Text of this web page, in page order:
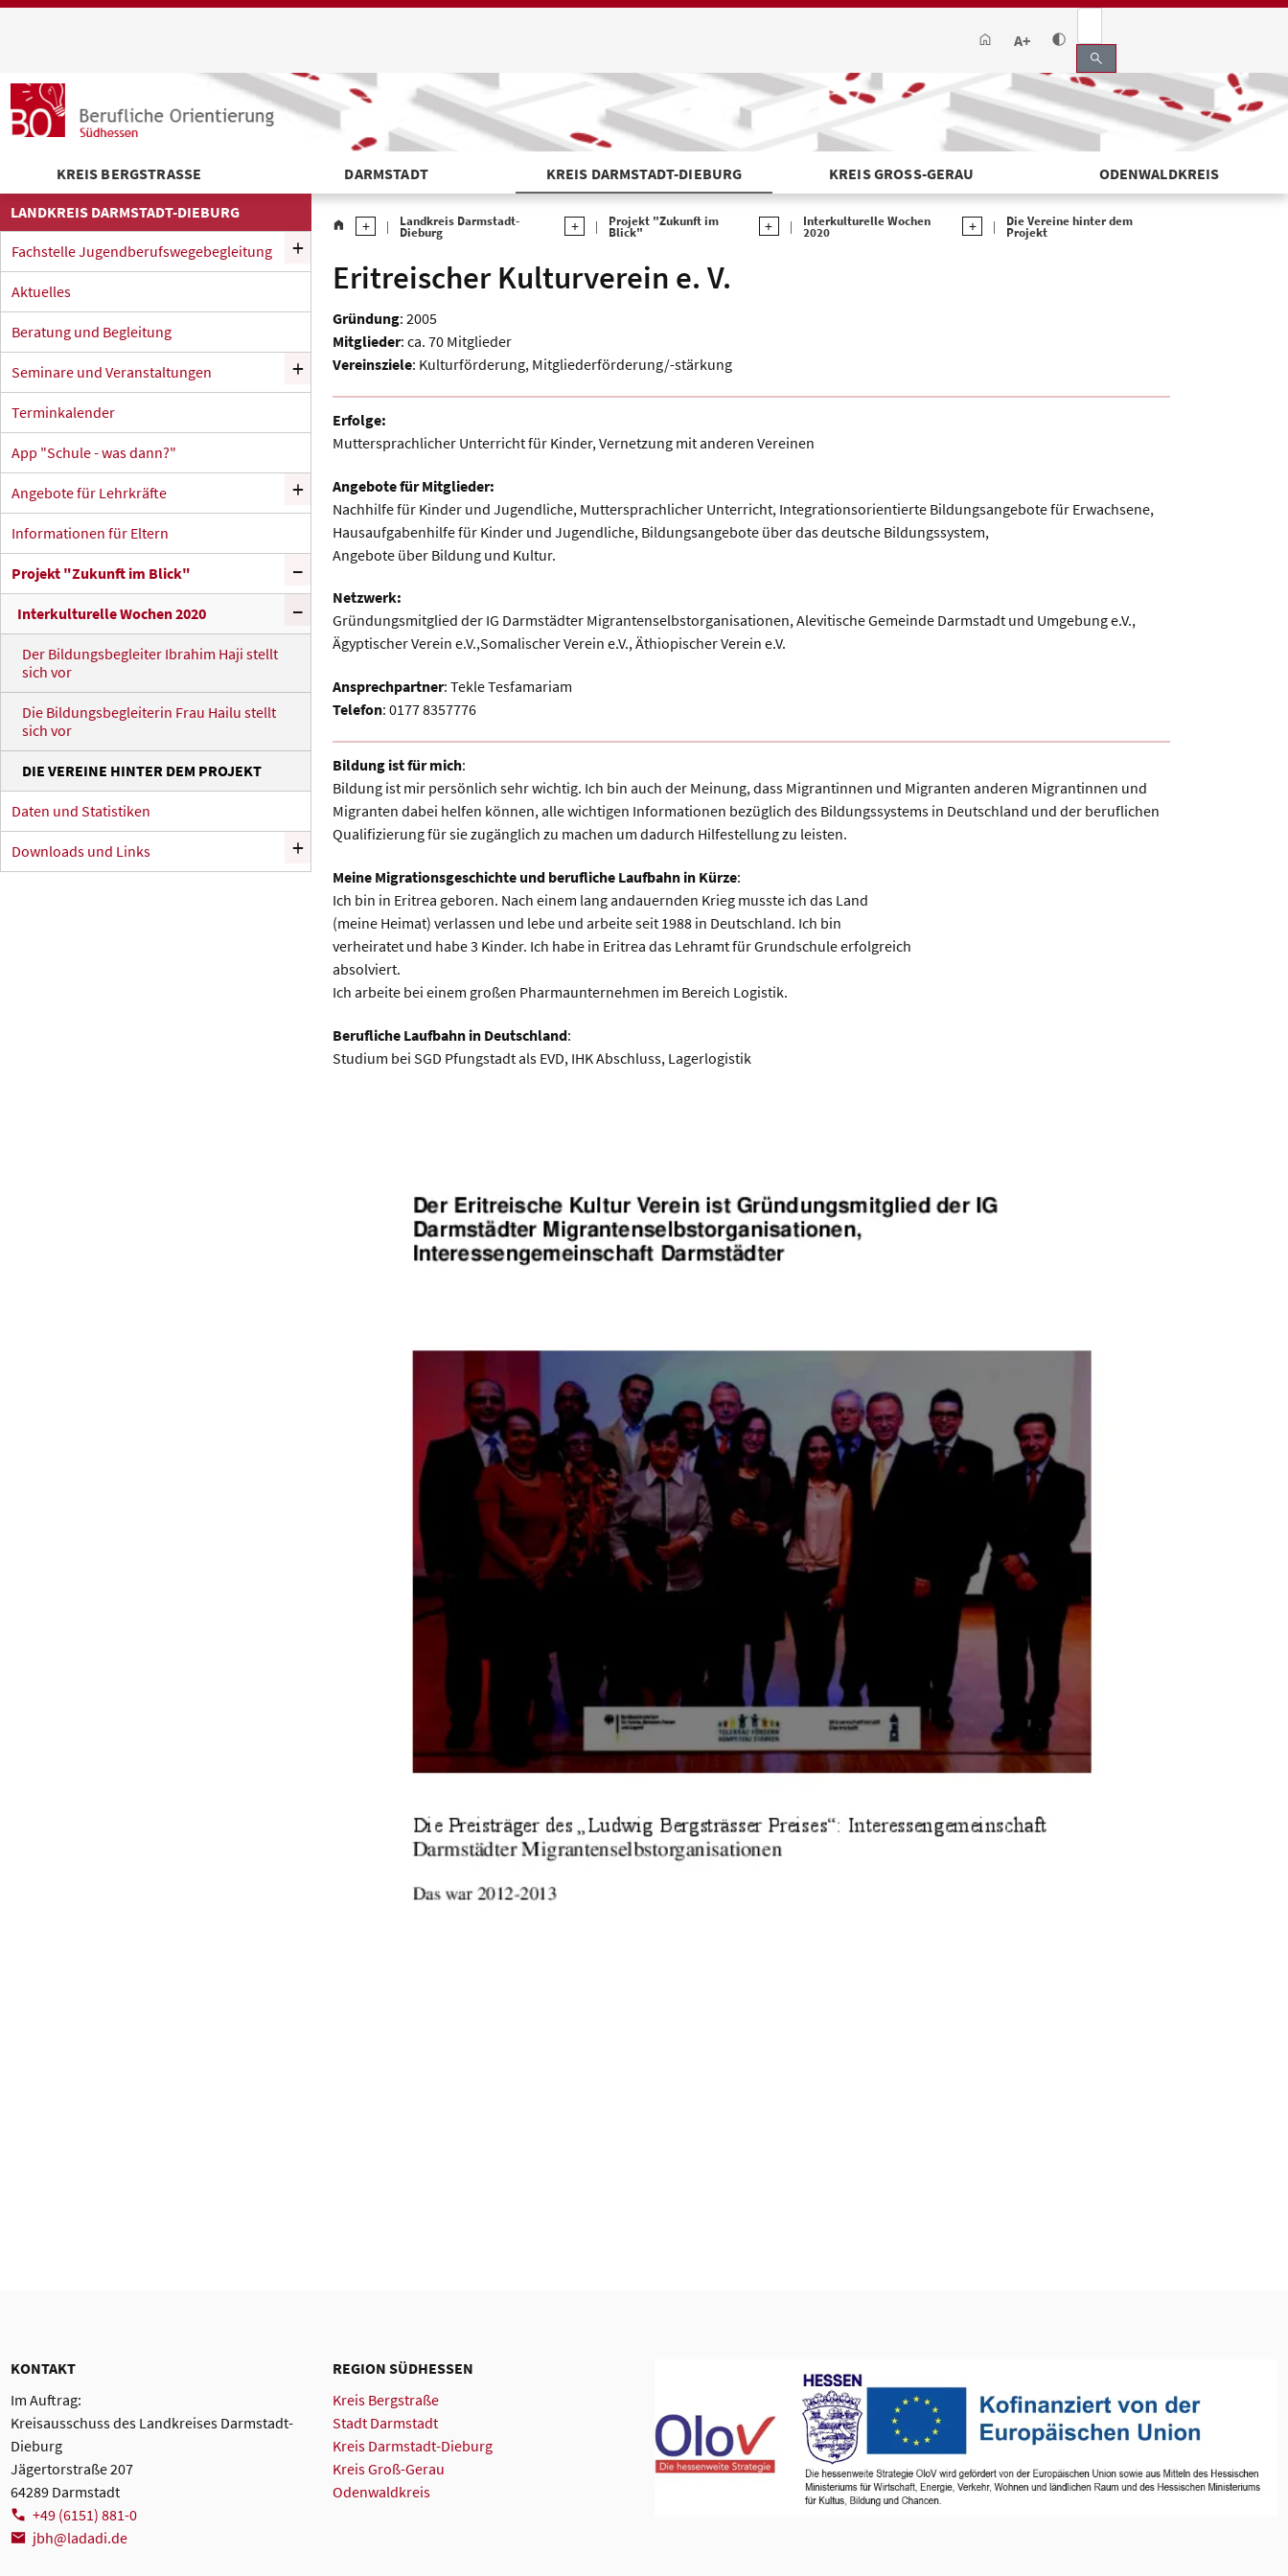
A+
search
KREIS BERGSTRASSE DARMSTADT KREIS DARMSTADT-DIEBURG KREIS GROSS-GERAU ODENWALDKREIS
LANDKREIS DARMSTADT-DIEBURG
Fachstelle Jugendberufswegebegleitung +
Aktuelles
Beratung und Begleitung
Seminare und Veranstaltungen +
Terminkalender
App "Schule - was dann?"
Angebote für Lehrkräfte +
Informationen für Eltern
Projekt "Zukunft im Blick"
Interkulturelle Wochen 2020
Der Bildungsbegleiter Ibrahim Haji stellt
sich vor
Die Bildungsbegleiterin Frau Hailu stellt
sich vor
DIE VEREINE HINTER DEM PROJEKT
–
–
Daten und Statistiken
Downloads und Links +
home Landkreis Darmstadt-
Dieburg
Projekt "Zukunft im
Blick"
Interkulturelle Wochen
2020
Die Vereine hinter dem
Projekt
Eritreischer Kulturverein e. V.
Gründung: 2005
Mitglieder: ca. 70 Mitglieder
Vereinsziele: Kulturförderung, Mitgliederförderung/-stärkung
Erfolge:
Muttersprachlicher Unterricht für Kinder, Vernetzung mit anderen Vereinen
Angebote für Mitglieder:
Nachhilfe für Kinder und Jugendliche, Muttersprachlicher Unterricht, Integrationsorientierte Bildungsangebote für Erwachsene,
Hausaufgabenhilfe für Kinder und Jugendliche, Bildungsangebote über das deutsche Bildungssystem,
Angebote über Bildung und Kultur.
Netzwerk:
Gründungsmitglied der IG Darmstädter Migrantenselbstorganisationen, Alevitische Gemeinde Darmstadt und Umgebung e.V.,
Ägyptischer Verein e.V.,Somalischer Verein e.V., Äthiopischer Verein e.V.
Ansprechpartner: Tekle Tesfamariam
Telefon: 0177 8357776
Bildung ist für mich:
Bildung ist mir persönlich sehr wichtig. Ich bin auch der Meinung, dass Migrantinnen und Migranten anderen Migrantinnen und
Migranten dabei helfen können, alle wichtigen Informationen bezüglich des Bildungssystems in Deutschland und der beruflichen
Qualifizierung für sie zugänglich zu machen um dadurch Hilfestellung zu leisten.
Meine Migrationsgeschichte und berufliche Laufbahn in Kürze:
Ich bin in Eritrea geboren. Nach einem lang andauernden Krieg musste ich das Land
(meine Heimat) verlassen und lebe und arbeite seit 1988 in Deutschland. Ich bin
verheiratet und habe 3 Kinder. Ich habe in Eritrea das Lehramt für Grundschule erfolgreich
absolviert.
Ich arbeite bei einem großen Pharmaunternehmen im Bereich Logistik.
Berufliche Laufbahn in Deutschland:
Studium bei SGD Pfungstadt als EVD, IHK Abschluss, Lagerlogistik
KONTAKT
Im Auftrag:
Kreisausschuss des Landkreises Darmstadt-
Dieburg
Jägertorstraße 207
64289 Darmstadt
+49 (6151) 881-0
jbh@ladadi.de
REGION SÜDHESSEN
Kreis Bergstraße
Stadt Darmstadt
Kreis Darmstadt-Dieburg
Kreis Groß-Gerau
Odenwaldkreis